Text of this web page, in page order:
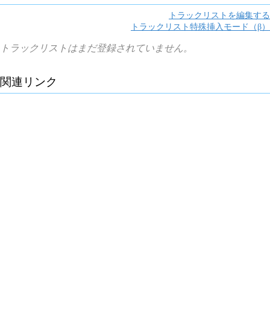
トラックリストを編集する
トラックリスト特殊挿入モード（β）
トラックリストはまだ登録されていません。
関連リンク